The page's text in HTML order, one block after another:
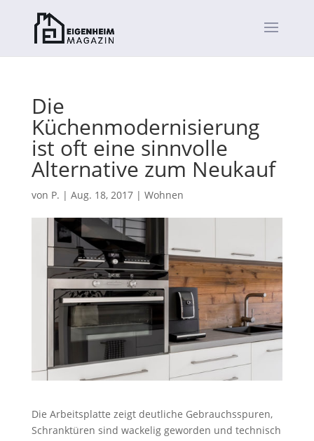
Die
Küchenmodernisierung
ist oft eine sinnvolle
Alternative zum Neukauf
von P. | Aug. 18, 2017| Wohnen
Die Arbeitsplatte zeigt deutliche Gebrauchsspuren,
Schranktüren sind wackelig geworden und technisch